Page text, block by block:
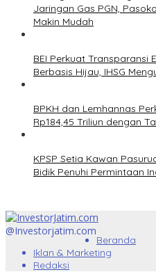
Jaringan Gas PGN,
Makin Mudah
BEI Perkuat Transparansi
Berbasis Hijau, IHSG
BPKH dan Lemhannas
Rp184,45 Triliun dengan
KPSP Setia Kawan
Bidik Penuhi Permintaan
@Investorjatim.com
Beranda
Iklan & Marketing
Redaksi